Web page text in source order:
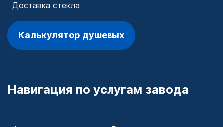
Доставка стекла
Калькулятор душевых
Навигация по услугам завода